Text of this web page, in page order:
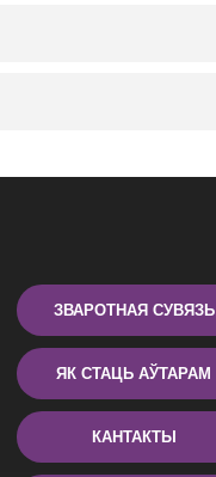
ЗВАРОТНАЯ СУВЯЗЬ
ЯК СТАЦЬ АЎТАРАМ
КАНТАКТЫ